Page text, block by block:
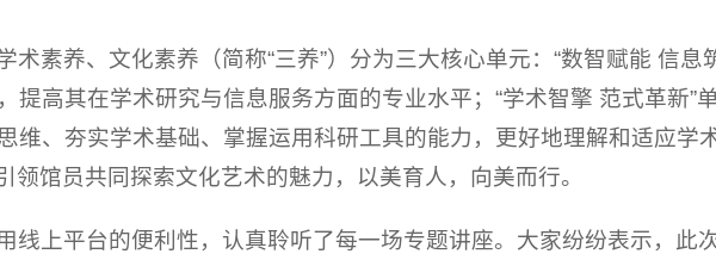
术素养、文化素养（简称“三养”）分为三大核心单元：“数智赋能 信息
提高其在学术研究与信息服务方面的专业水平；“学术智擎 范式革新”
维、夯实学术基础、掌握运用科研工具的能力，更好地理解和适应学
领馆员共同探索文化艺术的魅力，以美育人，向美而行。
线上平台的便利性，认真聆听了每一场专题讲座。大家纷纷表示，此